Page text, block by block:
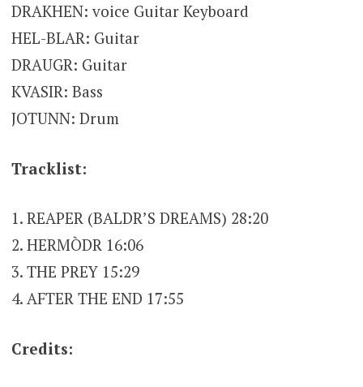
DRAKHEN: voice Guitar Keyboard
HEL-BLAR: Guitar
DRAUGR: Guitar
KVASIR: Bass
JOTUNN: Drum
Tracklist:
1. REAPER (BALDR’S DREAMS) 28:20
2. HERMÒDR 16:06
3. THE PREY 15:29
4. AFTER THE END 17:55
Credits: